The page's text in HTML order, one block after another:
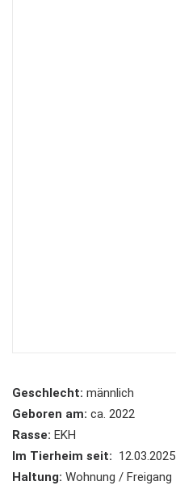
Geschlecht: männlich
Geboren am: ca. 2022
Rasse: EKH
Im Tierheim seit: 12.03.2025
Haltung: Wohnung / Freigang